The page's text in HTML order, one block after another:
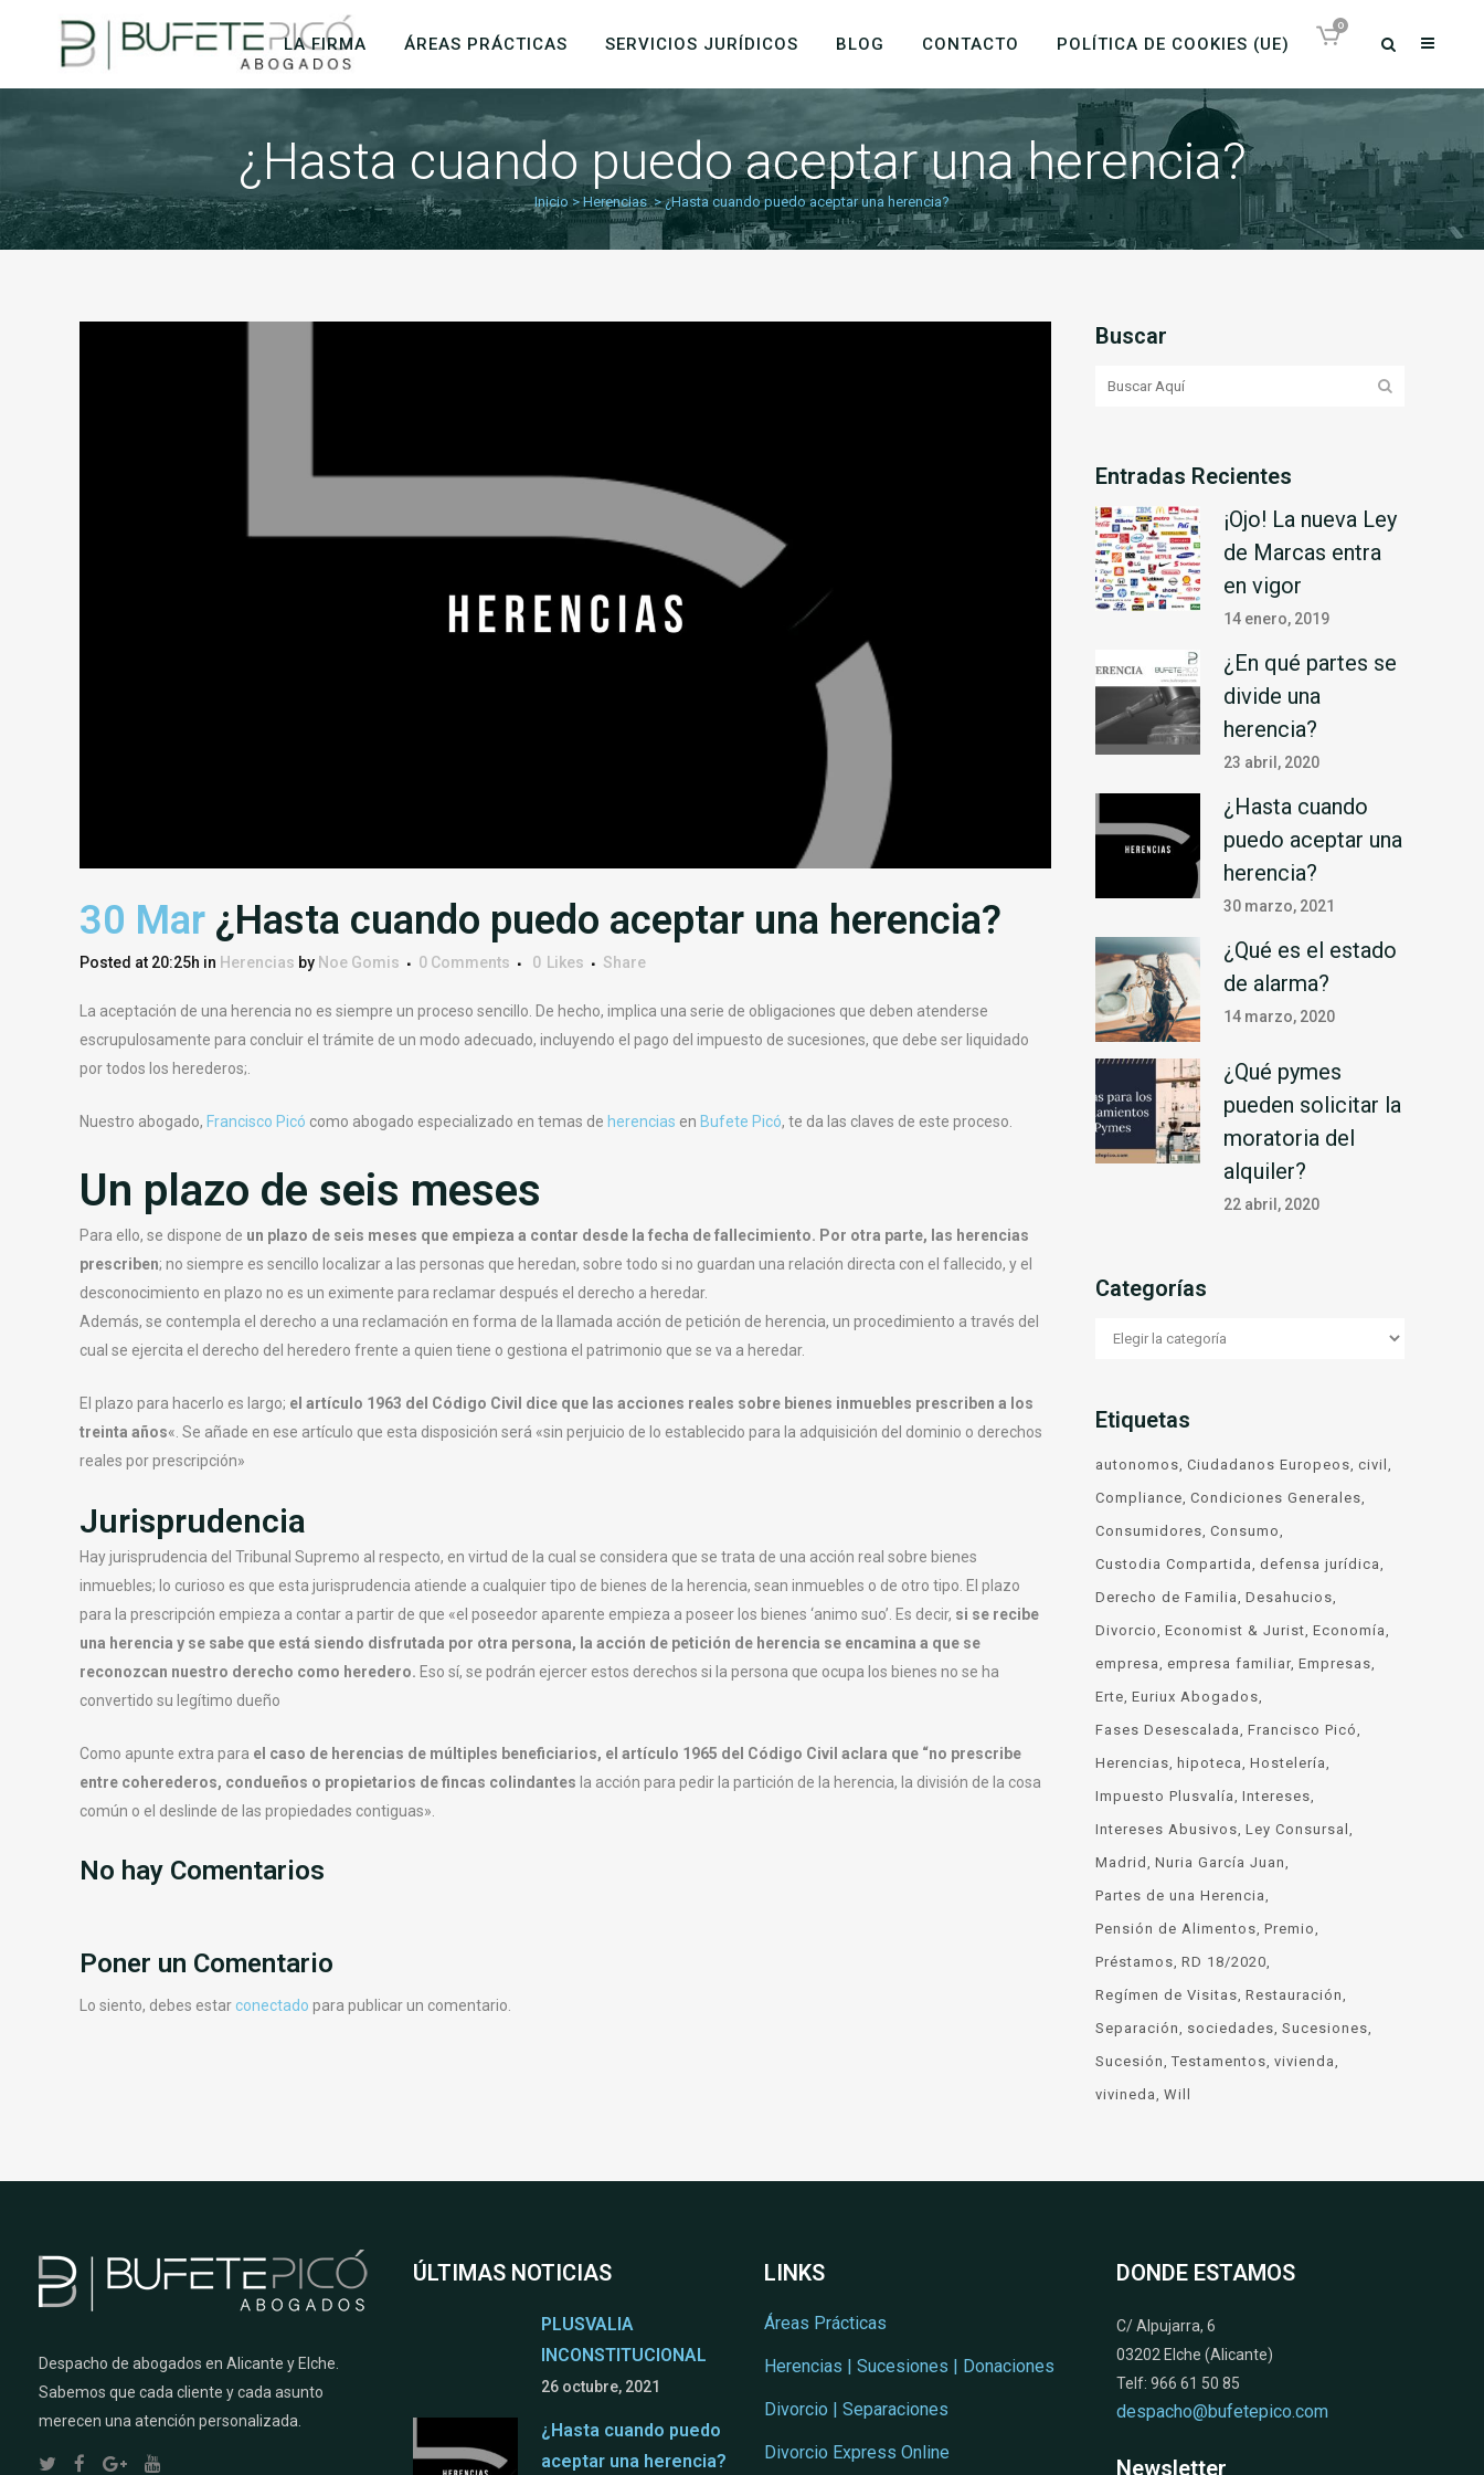
0
LA FIRMA ÁREAS PRÁCTICAS SERVICIOS JURÍDICOS BLOG CONTACTO POLÍTICA DE COOKIES (UE)
¿Hasta cuando puedo aceptar una herencia?
Inicio >Herencias >¿Hasta cuando puedo aceptar una herencia?
30 Mar ¿Hasta cuando puedo aceptar una herencia?
Posted at 20:25h in Herencias by Noe Gomis 0 Comments 0 Likes Share
La aceptación de una herencia no es siempre un proceso sencillo. De hecho, implica una serie de obligaciones que deben atenderse
escrupulosamente para concluir el trámite de un modo adecuado, incluyendo el pago del impuesto de sucesiones, que debe ser liquidado
por todos los herederos;.
Nuestro abogado, Francisco Picó como abogado especializado en temas de herencias en Bufete Picó, te da las claves de este proceso.
Un plazo de seis meses
Para ello, se dispone de un plazo de seis meses que empieza a contar desde la fecha de fallecimiento. Por otra parte, las herencias
prescriben; no siempre es sencillo localizar a las personas que heredan, sobre todo si no guardan una relación directa con el fallecido, y el
desconocimiento en plazo no es un eximente para reclamar después el derecho a heredar.
Además, se contempla el derecho a una reclamación en forma de la llamada acción de petición de herencia, un procedimiento a través del
cual se ejercita el derecho del heredero frente a quien tiene o gestiona el patrimonio que se va a heredar.
El plazo para hacerlo es largo; el artículo 1963 del Código Civil dice que las acciones reales sobre bienes inmuebles prescriben a los
treinta años«. Se añade en ese artículo que esta disposición será «sin perjuicio de lo establecido para la adquisición del dominio o derechos
reales por prescripción»
Jurisprudencia
Hay jurisprudencia del Tribunal Supremo al respecto, en virtud de la cual se considera que se trata de una acción real sobre bienes
inmuebles; lo curioso es que esta jurisprudencia atiende a cualquier tipo de bienes de la herencia, sean inmuebles o de otro tipo. El plazo
para la prescripción empieza a contar a partir de que «el poseedor aparente empieza a poseer los bienes ‘animo suo’. Es decir, si se recibe
una herencia y se sabe que está siendo disfrutada por otra persona, la acción de petición de herencia se encamina a que se
reconozcan nuestro derecho como heredero. Eso sí, se podrán ejercer estos derechos si la persona que ocupa los bienes no se ha
convertido su legítimo dueño
Como apunte extra para el caso de herencias de múltiples beneficiarios, el artículo 1965 del Código Civil aclara que “no prescribe
entre coherederos, condueños o propietarios de fincas colindantes la acción para pedir la partición de la herencia, la división de la cosa
común o el deslinde de las propiedades contiguas».
No hay Comentarios
Poner un Comentario
Lo siento, debes estarconectado para publicar un comentario.
Buscar
Entradas Recientes
¡Ojo! La nueva Ley
de Marcas entra
en vigor
14 enero, 2019
¿En qué partes se
divide una
herencia?
23 abril, 2020
¿Hasta cuando
puedo aceptar una
herencia?
30 marzo, 2021
¿Qué es el estado
de alarma?
14 marzo, 2020
¿Qué pymes
pueden solicitar la
moratoria del
alquiler?
22 abril, 2020
Categorías
Etiquetas
autonomos Ciudadanos Europeos civil
Compliance Condiciones Generales
Consumidores Consumo
Custodia Compartida defensa jurídica
Derecho de Familia Desahucios
Divorcio Economist & Jurist Economía
empresa empresa familiar Empresas
Erte Euriux Abogados
Fases Desescalada Francisco Picó
Herencias
hipoteca Hostelería
Impuesto Plusvalía Intereses
Intereses Abusivos Ley Consursal
Madrid
Nuria García Juan
Partes de una Herencia
Pensión de Alimentos Premio
Préstamos RD 18/2020
Regímen de Visitas Restauración
Separación
sociedades Sucesiones
Sucesión Testamentos vivienda
vivineda Will
Despacho de abogados en Alicante y Elche.
Sabemos que cada cliente y cada asunto
merecen una atención personalizada.
ÚLTIMAS NOTICIAS
PLUSVALIA
INCONSTITUCIONAL
26 octubre, 2021
¿Hasta cuando puedo
aceptar una herencia?
LINKS
Áreas Prácticas
Herencias | Sucesiones | Donaciones
Divorcio | Separaciones
Divorcio Express Online
DONDE ESTAMOS
C/ Alpujarra, 6
03202 Elche (Alicante)
Telf: 966 61 50 85
despacho@bufetepico.com
Newsletter